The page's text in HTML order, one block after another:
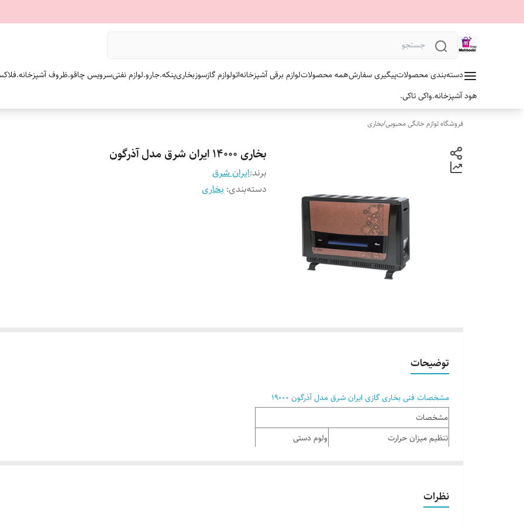
دسته‌بندی محصولاتپیگیری سفارشهمه محصولاتلوازم برقی آشپزخانهاتولوازم گازسوزبخاریپنکه.جارو.لوازم نفتیسرویس چاقو.ظروف آشپزخانه.
هود آشپزخانه.واکی تاکی.
فروشگاه لوازم خانگی محبوبی/بخاری
بخاری ۱۴۰۰۰ ایران شرق مدل آذرگون
برند:ایران شرق
دسته‌بندی: بخاری
توضیحات
مشخصات فنی بخاری گازی ایران شرق مدل آذرگون 19000
مشخصات
تنظیم میزان حرارت
ولوم دستی
حداکثر گاز مصرفی ( گاز مایع کپسول )
نظرات